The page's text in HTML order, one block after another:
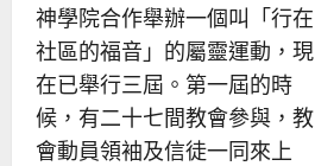
神學院合作舉辦一個叫「行在
社區的福音」的屬靈運動，現
在已舉行三屆。第一屆的時
候，有二十七間教會參與，教
會動員領袖及信徒一同來上